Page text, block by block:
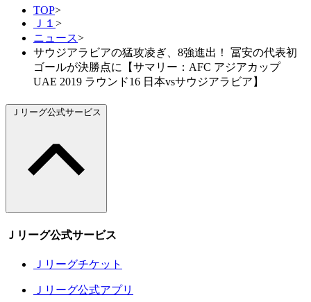
TOP>
Ｊ１ >
ニュース>
サウジアラビアの猛攻凌ぎ、8強進出！ 冨安の代表初
ゴールが決勝点に【サマリー：AFC アジアカップ
UAE 2019 ラウンド16 日本vsサウジアラビア】
Ｊリーグ公式サービス
Ｊリーグ公式サービス
Ｊリーグチケット
Ｊリーグ公式アプリ